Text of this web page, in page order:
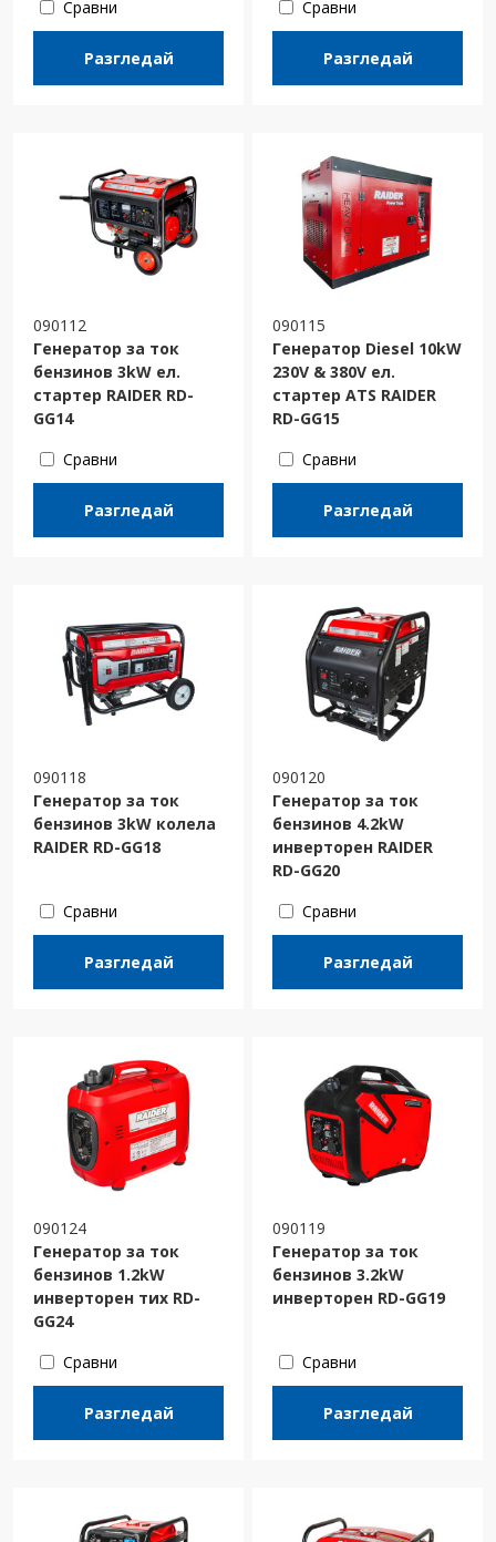
Сравни
Разгледай
Сравни
Разгледай
090112
Генератор за ток
бензинов 3kW ел.
стартер RAIDER RD-
GG14
Сравни
Разгледай
090115
Генератор Diesel 10kW
230V & 380V ел.
стартер ATS RAIDER
RD-GG15
Сравни
Разгледай
090118
Генератор за ток
бензинов 3kW колела
RAIDER RD-GG18
Сравни
Разгледай
090120
Генератор за ток
бензинов 4.2kW
инверторен RAIDER
RD-GG20
Сравни
Разгледай
090124
Генератор за ток
бензинов 1.2kW
инверторен тих RD-
GG24
Сравни
Разгледай
090119
Генератор за ток
бензинов 3.2kW
инверторен RD-GG19
Сравни
Разгледай